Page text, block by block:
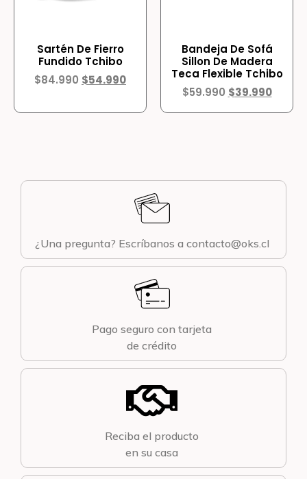
Sartén De Fierro
Fundido Tchibo
$84.990 $54.990
Bandeja De Sofá
Sillon De Madera
Teca Flexible Tchibo
$59.990 $39.990
¿Una pregunta? Escríbanos a contacto@oks.cl
Pago seguro con tarjeta
de crédito
Reciba el producto
en su casa